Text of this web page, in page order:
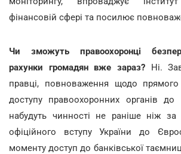
фінансовій сфері та посилює
Чи зможуть правоохоронці
рахунки громадян вже зараз? Ні.
правці, повноваження щодо прямого
доступу правоохоронних органів до
набудуть чинності не раніше ніж за
офіційного вступу України до
моменту доступ до банківської